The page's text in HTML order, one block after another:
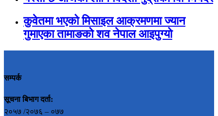
कुवेतमा भएको मिसाइल आक्रमणमा ज्यान
गुमाएका तामाङको शव नेपाल आइपुग्यो
सम्पर्क
सूचना बिभाग दर्ता:
२०५७ /२०७६ – ०७७